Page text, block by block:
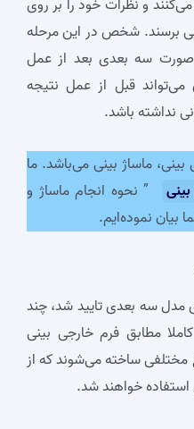
و نظرات خود را بر روی
برسند. شخص در این مرحله
صورت سه بعدی بعد از عمل
قبل از عمل نتیجه
نداشته باشد.
ماساژ بینی می‌باشد. ما
” نحوه انجام ماساژ و
بیان نموده‌ایم.
مدل سه بعدی تایید شد، چند
مطابق فرم خارجی بینی
ساخته می‌شوند که از
خواهند شد.